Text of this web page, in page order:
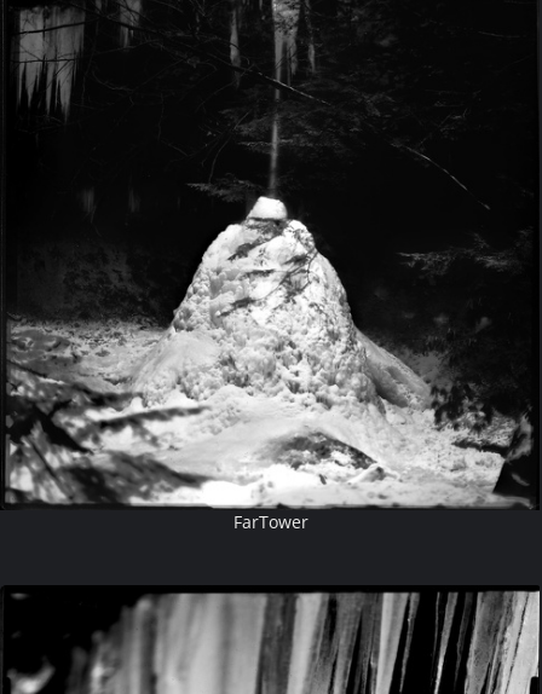
FarTower